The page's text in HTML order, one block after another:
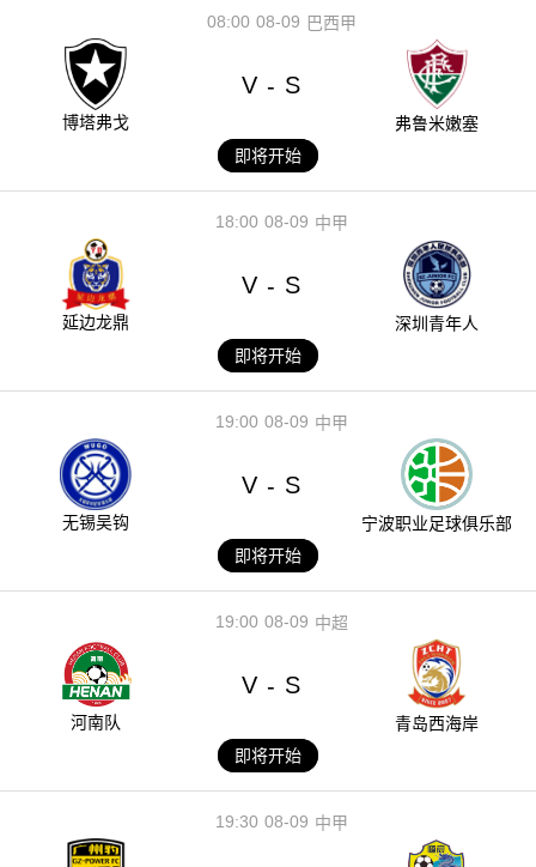
08-09
08:00 巴西甲
博塔弗戈
V - S
弗鲁米嫩塞
即将开始
08-09
18:00 中甲
延边龙鼎
V - S
深圳青年人
即将开始
08-09
19:00 中甲
无锡吴钩
V - S
宁波职业足球俱乐部
即将开始
08-09
19:00 中超
河南队
V - S
青岛西海岸
即将开始
08-09
19:30 中甲